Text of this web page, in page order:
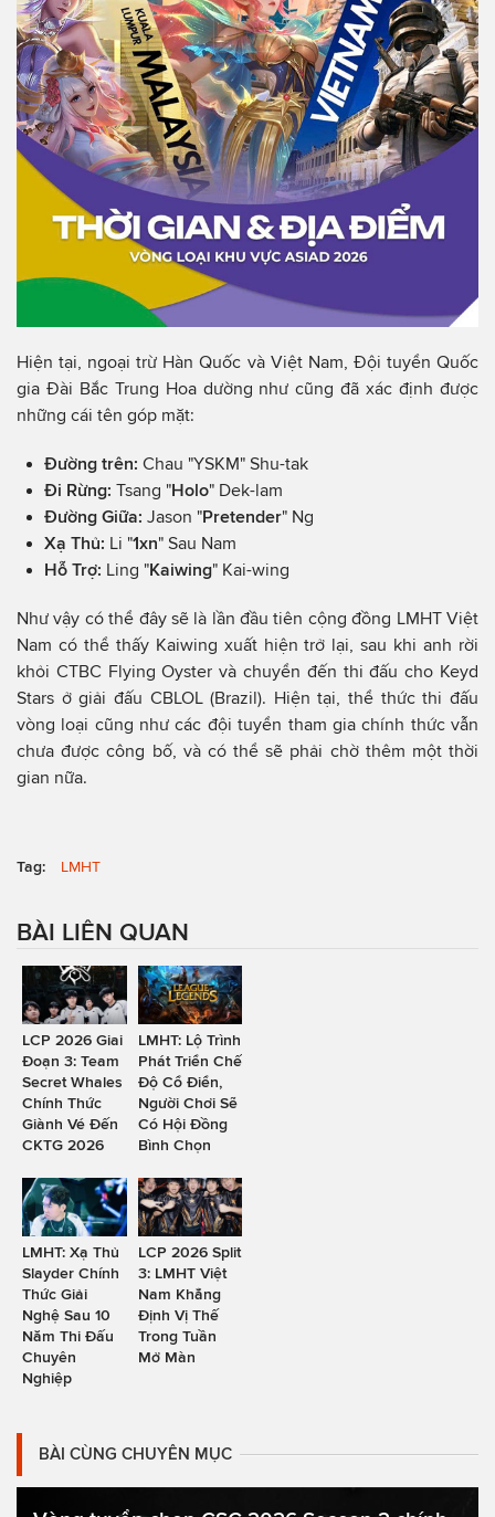
Hiện tại, ngoại trừ Hàn Quốc và Việt Nam, Đội tuyển Quốc
gia Đài Bắc Trung Hoa dường như cũng đã xác định được
những cái tên góp mặt:
Đường trên: Chau "YSKM" Shu-tak
Đi Rừng: Tsang "Holo" Dek-lam
Đường Giữa: Jason "Pretender" Ng
Xạ Thủ: Li "1xn" Sau Nam
Hỗ Trợ: Ling "Kaiwing" Kai-wing
Như vậy có thể đây sẽ là lần đầu tiên cộng đồng LMHT Việt
Nam có thể thấy Kaiwing xuất hiện trở lại, sau khi anh rời
khỏi CTBC Flying Oyster và chuyển đến thi đấu cho Keyd
Stars ở giải đấu CBLOL (Brazil). Hiện tại, thể thức thi đấu
vòng loại cũng như các đội tuyển tham gia chính thức vẫn
chưa được công bố, và có thể sẽ phải chờ thêm một thời
gian nữa.
Tag: LMHT
BÀI LIÊN QUAN
LCP 2026 Giai
Đoạn 3: Team
Secret Whales
Chính Thức
Giành Vé Đến
CKTG 2026
LMHT: Lộ Trình
Phát Triển Chế
Độ Cổ Điển,
Người Chơi Sẽ
Có Hội Đồng
Bình Chọn
LMHT: Xạ Thủ
Slayder Chính
Thức Giải
Nghệ Sau 10
Năm Thi Đấu
Chuyên
Nghiệp
LCP 2026 Split
3: LMHT Việt
Nam Khẳng
Định Vị Thế
Trong Tuần
Mở Màn
BÀI CÙNG CHUYÊN MỤC